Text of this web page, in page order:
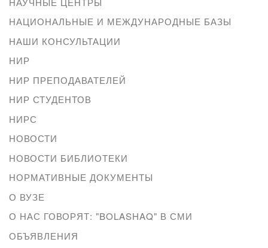
НАЦИОНАЛЬНЫЕ И МЕЖДУНАРОДНЫЕ БАЗЫ
НАШИ КОНСУЛЬТАЦИИ
НИР
НИР ПРЕПОДАВАТЕЛЕЙ
НИР СТУДЕНТОВ
НИРС
НОВОСТИ
НОВОСТИ БИБЛИОТЕКИ
НОРМАТИВНЫЕ ДОКУМЕНТЫ
О ВУЗЕ
О НАС ГОВОРЯТ: "BOLASHAQ" В СМИ
ОБЪЯВЛЕНИЯ